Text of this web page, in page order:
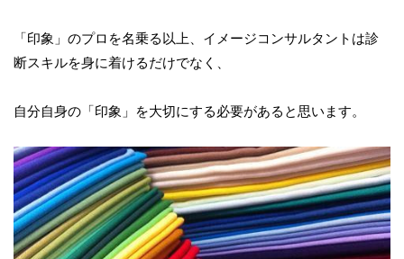
「印象」のプロを名乗る以上、イメージコンサルタントは診
断スキルを身に着けるだけでなく、
自分自身の「印象」を大切にする必要があると思います。